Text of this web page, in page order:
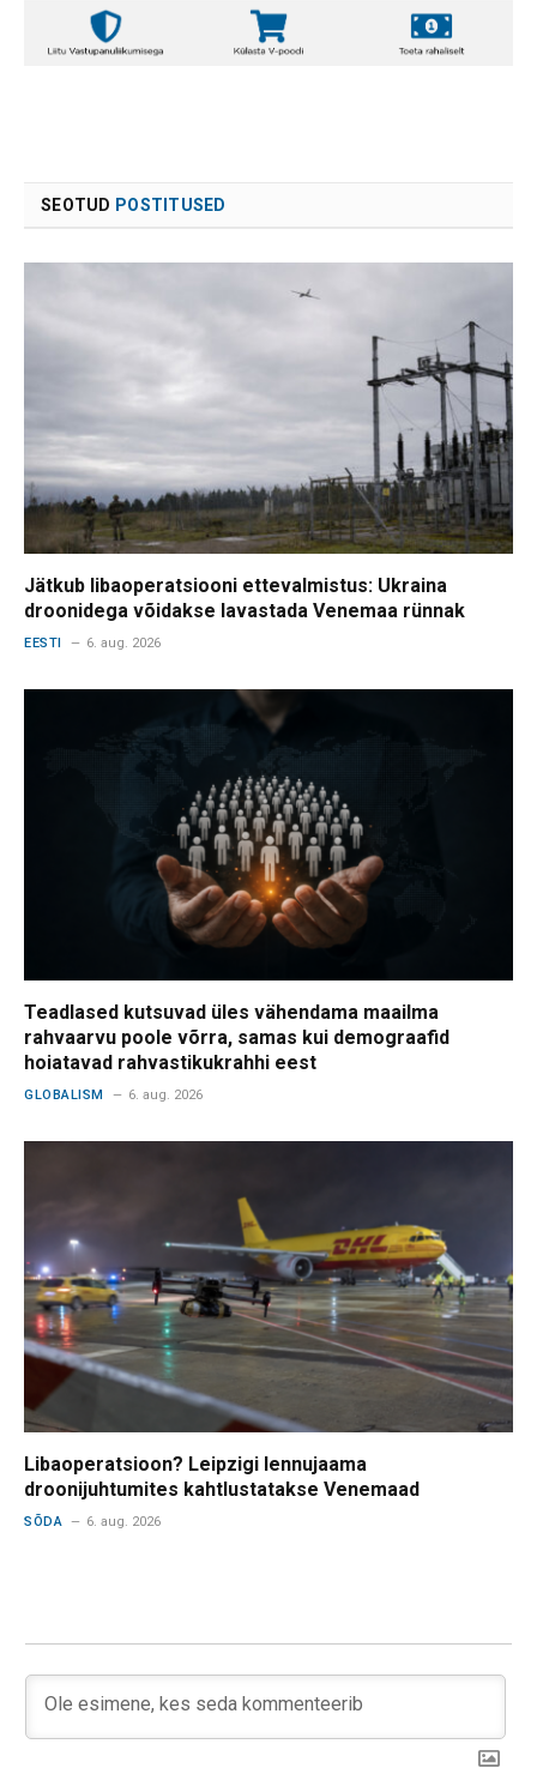
SEOTUD POSTITUSED
Jätkub libaoperatsiooni ettevalmistus: Ukraina
droonidega võidakse lavastada Venemaa rünnak
EESTI 6. aug. 2026
Teadlased kutsuvad üles vähendama maailma
rahvaarvu poole võrra, samas kui demograafid
hoiatavad rahvastikukrahhi eest
GLOBALISM 6. aug. 2026
Libaoperatsioon? Leipzigi lennujaama
droonijuhtumites kahtlustatakse Venemaad
SÕDA 6. aug. 2026